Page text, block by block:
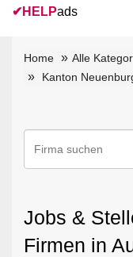
✔ HELPads
Home Alle
Kanton
Jobs &
Firmen in